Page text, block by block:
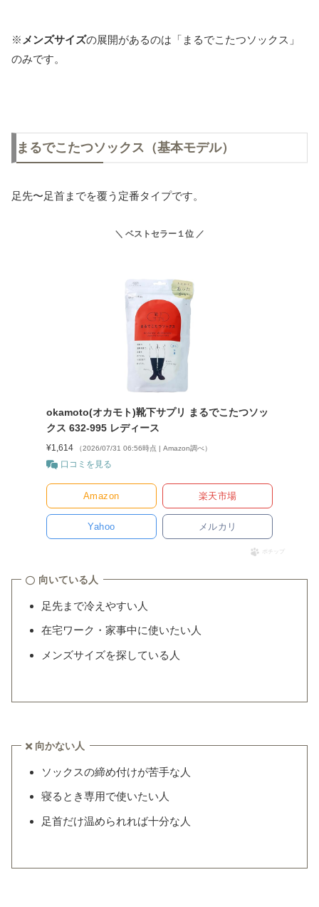
※ メンズサイズの展開があるのは「まるでこたつソックス」
のみです。
まるでこたつソックス（基本モデル）
足先〜足首までを覆う定番タイプです。
＼ ベストセラー１位 ／
okamoto(オカモト)靴下サプリ まるでこたつソッ
クス 632-995 レディース
¥1,614 （2026/07/31 06:56時点 | Amazon調べ）
口コミを見る
Amazon 楽天市場
Yahoo メルカリ
ポチップ
向いている人
足先まで冷えやすい人
在宅ワーク・家事中に使いたい人
メンズサイズを探している人
向かない人
ソックスの締め付けが苦手な人
寝るとき専用で使いたい人
足首だけ温められれば十分な人